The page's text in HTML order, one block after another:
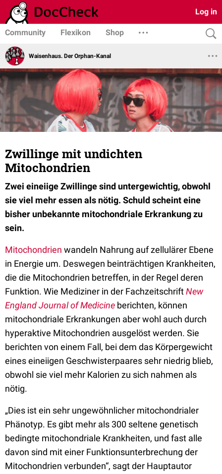
Log in
Community Flexikon Shop
Waisenhaus. Der Orphan-Kanal
Zwillinge mit undichten
Mitochondrien
Zwei eineiige Zwillinge sind untergewichtig, obwohl
sie viel mehr essen als nötig. Schuld scheint eine
bisher unbekannte mitochondriale Erkrankung zu
sein.
Mitochondrien wandeln Nahrung auf zellulärer Ebene
in Energie um. Deswegen beinträchtigen Krankheiten,
die die Mitochondrien betreffen, in der Regel deren
Funktion. Wie Mediziner in der FachzeitschriftNew
England Journal of Medicine berichten, können
mitochondriale Erkrankungen aber wohl auch durch
hyperaktive Mitochondrien ausgelöst werden. Sie
berichten von einem Fall, bei dem das Körpergewicht
eines eineiigen Geschwisterpaares sehr niedrig blieb,
obwohl sie viel mehr Kalorien zu sich nahmen als
nötig.
„Dies ist ein sehr ungewöhnlicher mitochondrialer
Phänotyp. Es gibt mehr als 300 seltene genetisch
bedingte mitochondriale Krankheiten, und fast alle
davon sind mit einer Funktionsunterbrechung der
Mitochondrien verbunden“, sagt der Hauptautor